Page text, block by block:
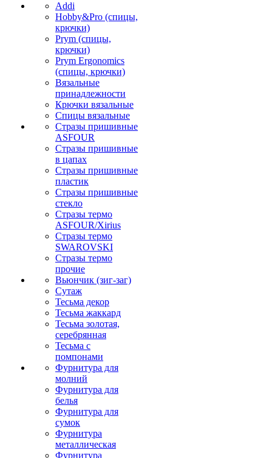
Addi
Hobby&Pro (спицы,
крючки)
Prym (спицы,
крючки)
Prym Ergonomics
(спицы, крючки)
Вязальные
принадлежности
Крючки вязальные
Спицы вязальные
Стразы пришивные
ASFOUR
Стразы пришивные
в цапах
Стразы пришивные
пластик
Стразы пришивные
стекло
Стразы термо
ASFOUR/Xirius
Стразы термо
SWAROVSKI
Стразы термо
прочие
Вьюнчик (зиг-заг)
Сутаж
Тесьма декор
Тесьма жаккард
Тесьма золотая,
серебрянная
Тесьма с
помпонами
Фурнитура для
молний
Фурнитура для
белья
Фурнитура для
сумок
Фурнитура
металлическая
Фурнитура